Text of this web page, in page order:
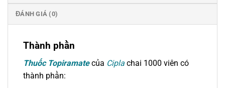
ĐÁNH GIÁ (0)
Thành phần
Thuốc Topiramatecủa Cipla chai 1000 viên có
thành phần: